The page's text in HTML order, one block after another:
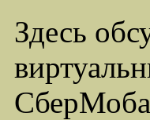
Здесь